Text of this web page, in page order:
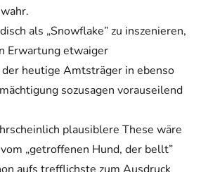
als „Snowflake” zu inszenieren,
Erwartung etwaiger
heutige Amtsträger in ebenso
sozusagen vorauseilend
plausiblere These wäre
„getroffenen Hund, der bellt”